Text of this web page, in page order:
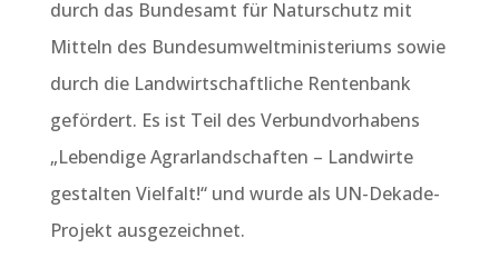
durch das Bundesamt für Naturschutz mit
Mitteln des Bundesumweltministeriums sowie
durch die Landwirtschaftliche Rentenbank
gefördert. Es ist Teil des Verbundvorhabens
„Lebendige Agrarlandschaften – Landwirte
gestalten Vielfalt!“ und wurde als UN-Dekade-
Projekt ausgezeichnet.